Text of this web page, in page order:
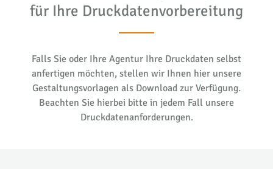
für Ihre Druckdatenvorbereitung
Falls Sie oder Ihre Agentur Ihre Druckdaten selbst
anfertigen möchten, stellen wir Ihnen hier unsere
Gestaltungsvorlagen als Download zur Verfügung.
Beachten Sie hierbei bitte in jedem Fall unsere
Druckdatenanforderungen.